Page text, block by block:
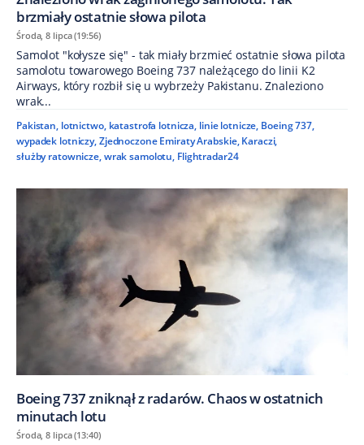
brzmiały ostatnie słowa pilota
Środa, 8 lipca (19:56)
Samolot "kołysze się" - tak miały brzmieć ostatnie słowa pilota
samolotu towarowego Boeing 737 należącego do linii K2
Airways, który rozbił się u wybrzeży Pakistanu. Znaleziono
wrak...
Pakistan, lotnictwo, katastrofa lotnicza, linie lotnicze, Boeing 737,
wypadek lotniczy,Zjednoczone Emiraty Arabskie, Karaczi,
służby ratownicze,wrak samolotu, Flightradar24
Boeing 737 zniknął z radarów. Chaos w ostatnich
minutach lotu
Środa, 8 lipca (13:40)